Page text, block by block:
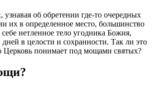
, узнавая об обретении где-то очередных
их в определенное место, большинство
нетленное тело угодника Божия,
в целости и сохранности. Так ли это
Церковь понимает под мощами святых?
?